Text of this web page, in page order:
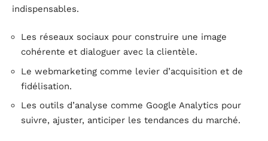
indispensables.
Les réseaux sociaux pour construire une image
cohérente et dialoguer avec la clientèle.
Le webmarketing comme levier d’acquisition et de
fidélisation.
Les outils d’analyse comme Google Analytics pour
suivre, ajuster, anticiper les tendances du marché.